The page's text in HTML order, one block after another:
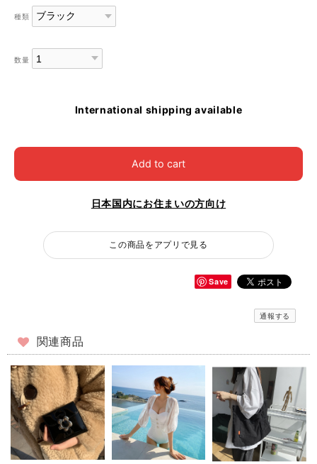
種類
数量
International shipping available
Add to cart
日本国内にお住まいの方向け
この商品をアプリで見る
Save
通報する
関連商品